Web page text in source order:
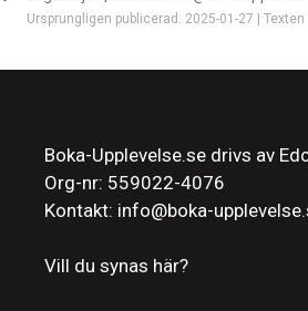
Ursprungligen publicerad: 2025-01-27 |
Boka-Upplevelse.se drivs av
Org-nr: 559022-4076
Kontakt: info@boka-
Vill du synas här?